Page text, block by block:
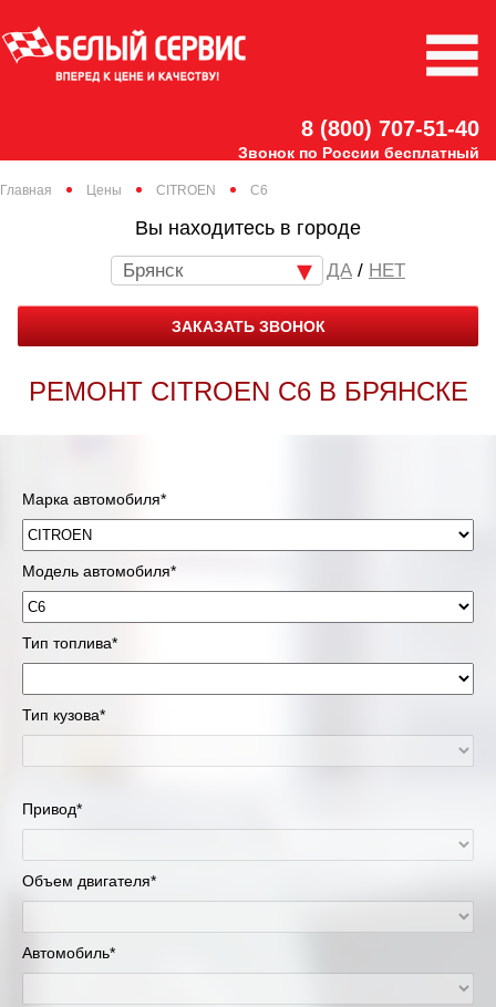
8 (800) 707-51-40
Звонок по России бесплатный
Главная Цены CITROEN C6
Вы находитесь в городе
Брянск / НЕТ
ЗАКАЗАТЬ ЗВОНОК
РЕМОНТ CITROEN C6 В БРЯНСКЕ
Марка автомобиля*
Модель автомобиля*
Тип топлива*
Тип кузова*
Привод*
Объем двигателя*
Автомобиль*